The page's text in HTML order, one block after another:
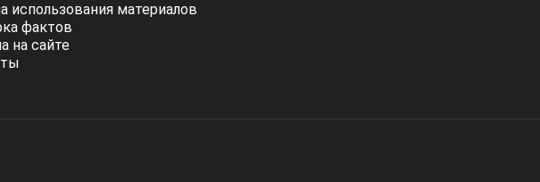
использования материалов
фактов
на сайте